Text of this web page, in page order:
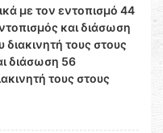
με τον εντοπισμό 44
και διάσωση
τους στους
διάσωση 56
τους στους